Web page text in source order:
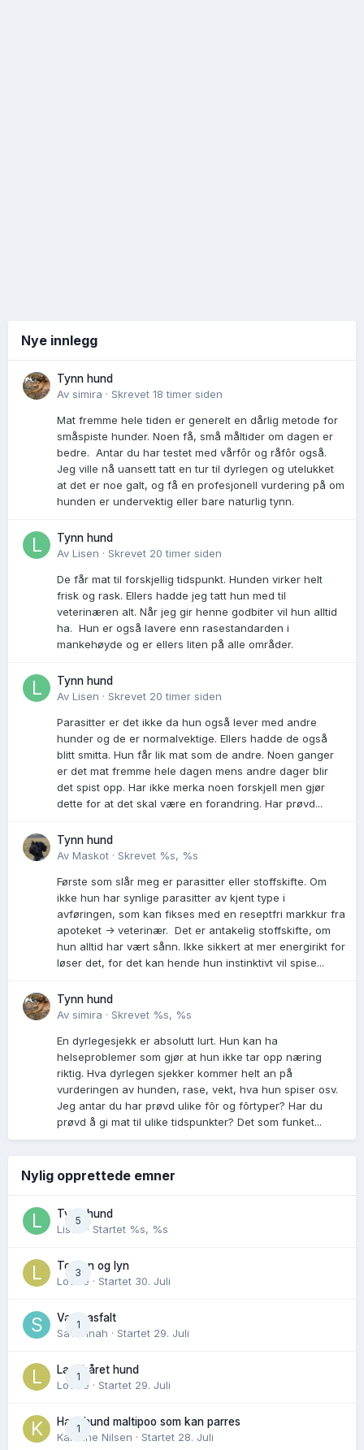
Nye innlegg
Tynn hund
Av simira · Skrevet 18 timer siden
Mat fremme hele tiden er generelt en dårlig metode for
småspiste hunder. Noen få, små måltider om dagen er
bedre. Antar du har testet med vårfôr og råfôr også.
Jeg ville nå uansett tatt en tur til dyrlegen og utelukket
at det er noe galt, og få en profesjonell vurdering på om
hunden er undervektig eller bare naturlig tynn.
Tynn hund
Av Lisen · Skrevet 20 timer siden
De får mat til forskjellig tidspunkt. Hunden virker helt
frisk og rask. Ellers hadde jeg tatt hun med til
veterinæren alt. Når jeg gir henne godbiter vil hun alltid
ha. Hun er også lavere enn rasestandarden i
mankehøyde og er ellers liten på alle områder.
Tynn hund
Av Lisen · Skrevet 20 timer siden
Parasitter er det ikke da hun også lever med andre
hunder og de er normalvektige. Ellers hadde de også
blitt smitta. Hun får lik mat som de andre. Noen ganger
er det mat fremme hele dagen mens andre dager blir
det spist opp. Har ikke merka noen forskjell men gjør
dette for at det skal være en forandring. Har prøvd...
Tynn hund
Av Maskot · Skrevet %s, %s
Første som slår meg er parasitter eller stoffskifte. Om
ikke hun har synlige parasitter av kjent type i
avføringen, som kan fikses med en reseptfri markkur fra
apoteket -> veterinær. Det er antakelig stoffskifte, om
hun alltid har vært sånn. Ikke sikkert at mer energirikt for
løser det, for det kan hende hun instinktivt vil spise...
Tynn hund
Av simira · Skrevet %s, %s
En dyrlegesjekk er absolutt lurt. Hun kan ha
helseproblemer som gjør at hun ikke tar opp næring
riktig. Hva dyrlegen sjekker kommer helt an på
vurderingen av hunden, rase, vekt, hva hun spiser osv.
Jeg antar du har prøvd ulike fõr og fõrtyper? Har du
prøvd å gi mat til ulike tidspunkter? Det som funket...
Nylig opprettede emner
5
Tynn hund
Lisen
· Startet %s, %s
3
Torden og lyn
Lovise · Startet 30. Juli
1
Varm asfalt
Savannah · Startet 29. Juli
1
Langhåret hund
Lovise · Startet 29. Juli
1
Hannhund maltipoo som kan parres
Karoline Nilsen · Startet 28. Juli